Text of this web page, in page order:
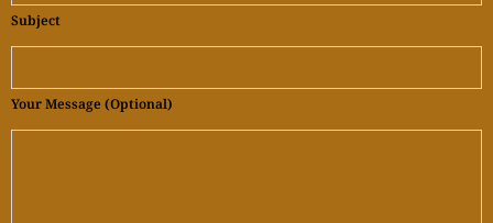
Subject
Your Message (optional)